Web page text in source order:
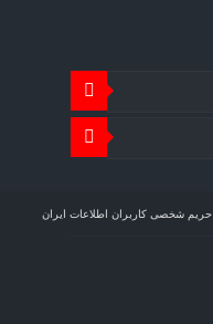
حریم شخصی کاربران اطلاعات ایران